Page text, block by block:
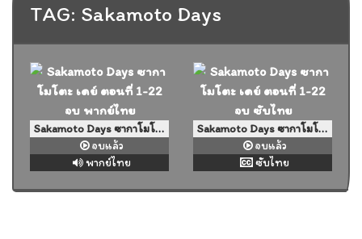
TAG: Sakamoto Days
Sakamoto Days ซากาโมโตะ เดย์ ตอนที่ 1-22 จบ พากย์ไทย
จบแล้ว
พากย์ไทย
Sakamoto Days ซากาโมโตะ เดย์ ตอนที่ 1-22 จบ ซับไทย
จบแล้ว
ซับไทย